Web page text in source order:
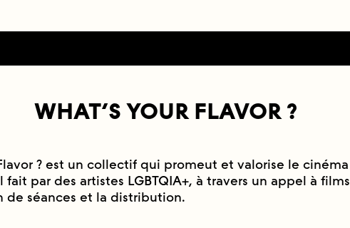
WHAT’S YOUR FLAVOR ?
? est un collectif qui promeut et valorise le cinéma
par des artistes LGBTQIA+, à travers un appel à
de séances et la distribution.